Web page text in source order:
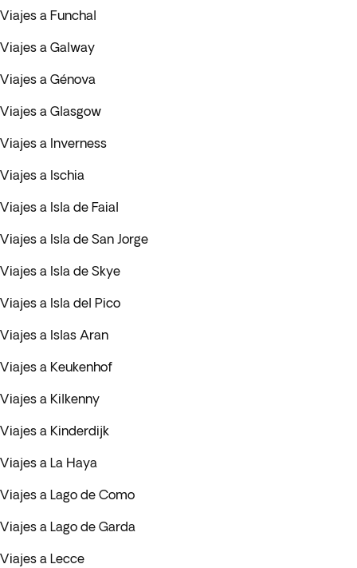
Viajes a Funchal
Viajes a Galway
Viajes a Génova
Viajes a Glasgow
Viajes a Inverness
Viajes a Ischia
Viajes a Isla de Faial
Viajes a Isla de San Jorge
Viajes a Isla de Skye
Viajes a Isla del Pico
Viajes a Islas Aran
Viajes a Keukenhof
Viajes a Kilkenny
Viajes a Kinderdijk
Viajes a La Haya
Viajes a Lago de Como
Viajes a Lago de Garda
Viajes a Lecce